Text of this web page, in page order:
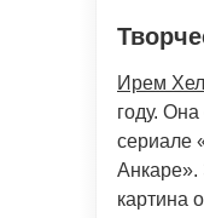
Ирем
году.
сериале
Анкаре».
картина